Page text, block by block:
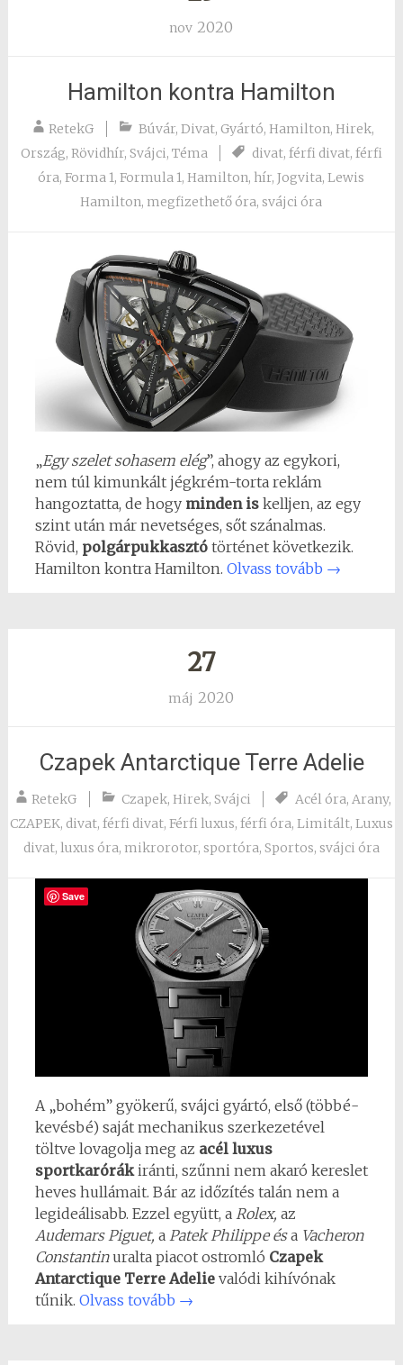
nov 2020
Hamilton kontra Hamilton
RetekG Búvár, Divat, Gyártó, Hamilton, Hirek,
Ország, Rövidhír, Svájci, Téma divat, férfi divat, férfi
óra,Forma 1,Formula 1,Hamilton, hír,Jogvita,Lewis
Hamilton, megfizethető óra,svájci óra
„Egy szelet sohasem elég”, ahogy az egykori,
nem túl kimunkált jégkrém-torta reklám
hangoztatta, de hogy minden iskelljen, az egy
szint után már nevetséges, sőt szánalmas.
Rövid, polgárpukkasztótörténet következik.
Hamilton kontra Hamilton. Olvass tovább →
27
máj 2020
Czapek Antarctique Terre Adelie
RetekG Czapek, Hirek, Svájci Acél óra, Arany,
CZAPEK, divat, férfi divat, Férfi luxus, férfi óra, Limitált, Luxus
divat, luxus óra, mikrorotor, sportóra, Sportos, svájci óra
A „bohém” gyökerű, svájci gyártó, első (többé-
kevésbé) saját mechanikus szerkezetével
töltve lovagolja meg az acél luxus
sportkarórákiránti, szűnni nem akaró kereslet
heves hullámait. Bár az időzítés talán nem a
legideálisabb. Ezzel együtt, a Rolex, az
Audemars Piguet, a Patek Philippe ésa Vacheron
Constantinuralta piacot ostromló Czapek
Antarctique Terre Adelievalódi kihívónak
tűnik. Olvass tovább →
Save